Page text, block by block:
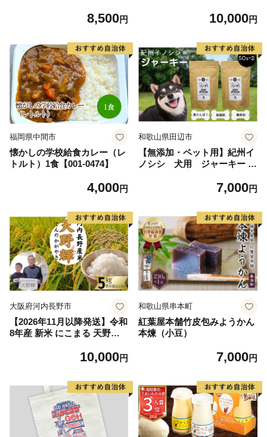
8,500円 10,000円
福岡県中間市
懐かしの学校給食カレー（レ
トルト）1食【001-0474】
4,000円
和歌山県田辺市
【無添加・ペット用】紀州イ
ノシシ 犬用 ジャーキー /
添加 ペット用 愛犬 犬 おやつ
2】
7,000円
大阪府河内長野市
【2026年11月以降発送】令和
8年産 新米 にこまる 天野輝5
かがやき 献上米 大阪府 河内
減農薬 安心 安全 新米 河内長
野市米 eco米 食味 白米 ごは
ん 銘柄米 ブランド 単一米 米
10,000円
和歌山県串本町
紅葉屋本舗竹皮包みようかん
本煉（小豆）
7,000円